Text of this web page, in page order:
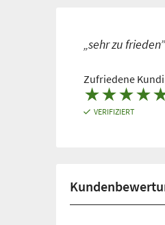
„sehr zu frieden”
Zufriedene
★★★★
VERIFIZIERT